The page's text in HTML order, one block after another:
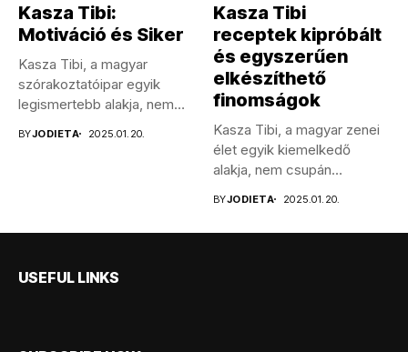
Kasza Tibi:
Motiváció és Siker
Kasza Tibi, a magyar
szórakoztatóipar egyik
legismertebb alakja, nem
BYJODIETA 2025.01.20.
Kasza Tibi
receptek kipróbált
és egyszerűen
elkészíthető
finomságok
Kasza Tibi, a magyar zenei
élet egyik kiemelkedő
alakja, nem csupán
BYJODIETA 2025.01.20.
USEFUL LINKS